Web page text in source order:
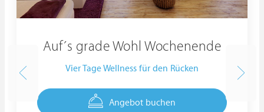
Auf´s grade Wohl Wochenende
Vier Tage Wellness für den Rücken
Angebot buchen